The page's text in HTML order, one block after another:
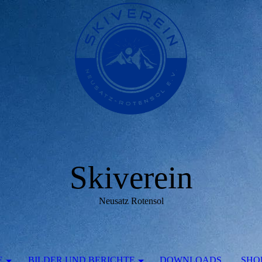
Skiverein
Neusatz Rotensol
BILDER UND BERICHTE DOWNLOADS